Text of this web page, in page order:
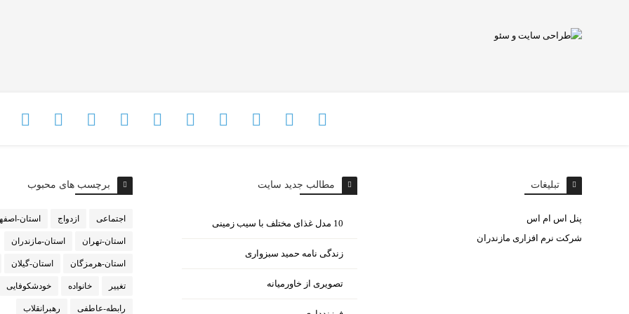
برچسب های محبوب
اجتماعی ازدواج استان-
استان-تهران استان-مازندران
استان-هرمزگان استان-گیلان
تغییر خانواده خودشکوفایی
رابطه-عاطفی رهبرانقلاب
مطالب جدید سایت
10 مدل غذای مختلف با سیب زمینی
زندگی نامه حمید سبزواری
تصویری از خاورمیانه
تبلیغات
پنل اس ام اس
شرکت نرم افزاری مازندران